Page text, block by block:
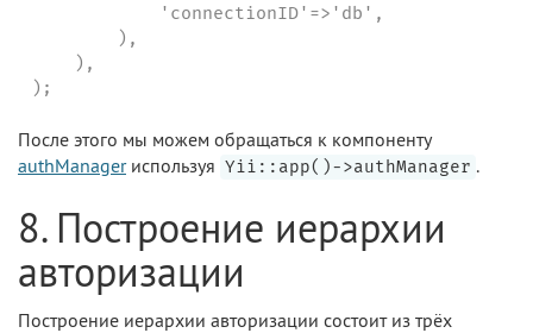
            'connectionID'=>'db',
        ),
    ),
);
После этого мы можем обращаться к компоненту
authManagerиспользуя Yii::app()->authManager .
8. Построение иерархии
авторизации
Построение иерархии авторизации состоит из трёх